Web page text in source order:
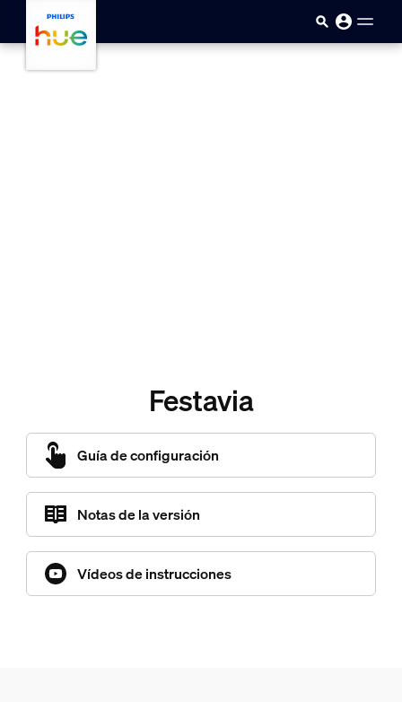
Saltar al contenido principal
Festavia
Guía de configuración
Notas de la versión
Vídeos de instrucciones